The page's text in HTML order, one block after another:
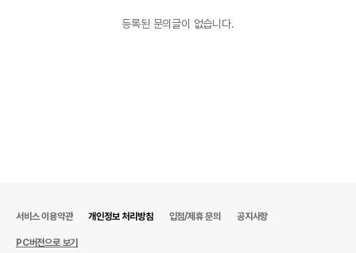
등록된 문의글이 없습니다.
서비스 이용약관 개인정보 처리방침 입점/제휴 문의 공지사항
PC버전으로 보기